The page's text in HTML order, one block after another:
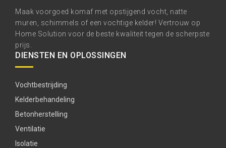
Maak voorgoed komaf met opstijgend vocht, natte
muren, schimmels of een vochtige kelder! Vertrouw op
Home Solution voor de beste kwaliteit tegen de scherpste
prijs.
DIENSTEN EN OPLOSSINGEN
Vochtbestrijding
Kelderbehandeling
Betonherstelling
Ventilatie
Isolatie